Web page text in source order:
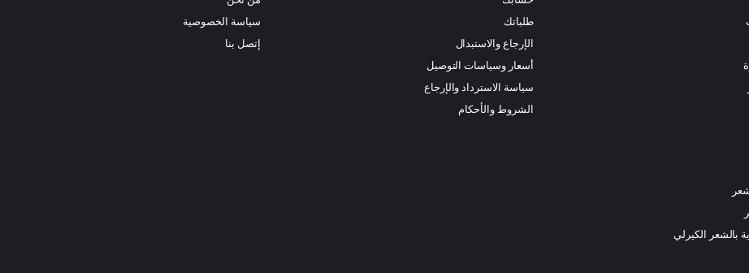
بالشعر الكيرلي
طلباتك
الإرجاع والاستبدال
أسعار وسياسات التوصيل
سياسة الاسترداد والإرجاع
الشروط والأحكام
سياسة الخصوصية
إتصل بنا